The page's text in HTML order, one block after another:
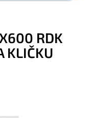
RDK
KLIČKU